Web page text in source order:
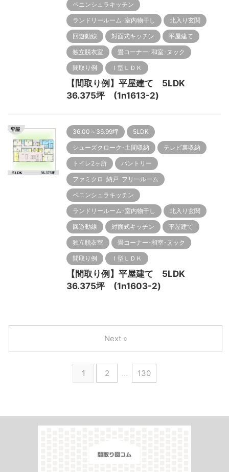
ペニンシュラキッチン
ランドリールーム･室内物干し 北入り玄関
回遊動線 対面式キッチン 平屋建て
独立脱衣室 畳コーナー･和室･ヌック
間取り例 Ｉ型ＬＤＫ
【間取り例】平屋建て 5LDK
36.375坪 (1n1613-2)
36.00～36.99坪 5LDK
シューズクローク･土間収納 テレビ裏収納
トイレ2ヶ所 パントリー
ファミクロ･納戸･フリールーム
ペニンシュラキッチン
ランドリールーム･室内物干し 北入り玄関
回遊動線 対面式キッチン 平屋建て
独立脱衣室 畳コーナー･和室･ヌック
間取り例 Ｉ型ＬＤＫ
【間取り例】平屋建て 5LDK
36.375坪 (1n1603-2)
1 2 … 130
Next »